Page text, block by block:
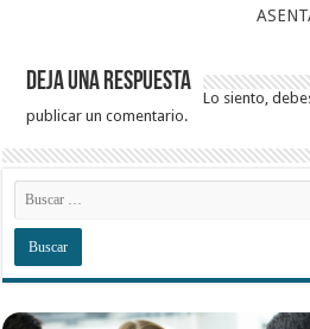
Deja una respuesta
Lo siento,
publicar un comentario.